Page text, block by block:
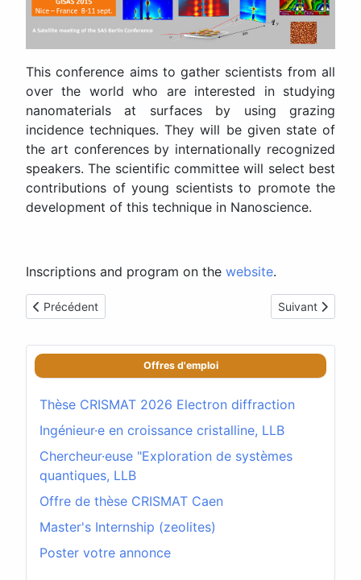
This conference aims to gather scientists from all
over the world who are interested in studying
nanomaterials at surfaces by using grazing
incidence techniques. They will be given state of
the art conferences by internationally recognized
speakers. The scientific committee will select best
contributions of young scientists to promote the
development of this technique in Nanoscience.
Inscriptions and program on the website.
Article précédent : Rayons-X & Matière
Précédent Article suivant :
Suivant
Offres d'emploi
Thèse CRISMAT 2026 Electron diffraction
Ingénieur·e en croissance cristalline, LLB
Chercheur·euse "Exploration de systèmes
quantiques, LLB
Offre de thèse CRISMAT Caen
Master's Internship (zeolites)
Poster votre annonce